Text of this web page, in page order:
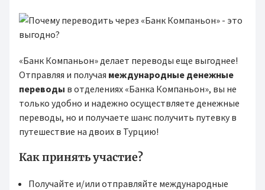
«Банк Компаньон» делает переводы еще выгоднее!
Отправляя и получая международные денежные
переводы в отделениях «Банка Компаньон», вы не
только удобно и надежно осуществляете денежные
переводы, но и получаете шанс получить путевку в
путешествие на двоих в Турцию!
Как принять участие?
Получайте и/или отправляйте международные